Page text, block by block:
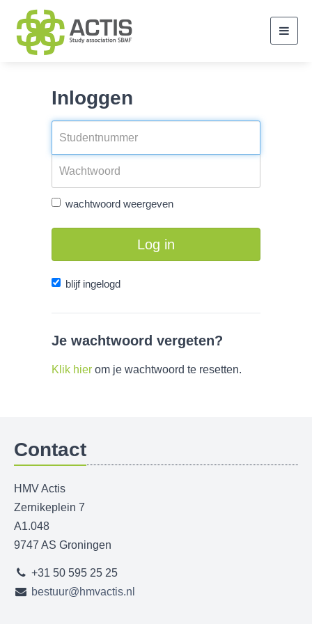
Inloggen
wachtwoord weergeven
Log in
blijf ingelogd
Je wachtwoord vergeten?
Klik hier om je wachtwoord te resetten.
Contact
HMV Actis
Zernikeplein 7
A1.048
9747 AS Groningen
+31 50 595 25 25
bestuur@hmvactis.nl